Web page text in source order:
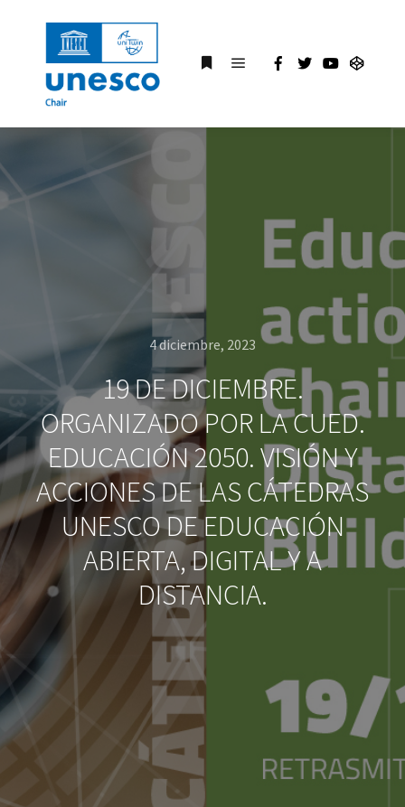
4 diciembre, 2023
19 DE DICIEMBRE.
ORGANIZADO POR LA CUED.
EDUCACIÓN 2050. VISIÓN Y
ACCIONES DE LAS CÁTEDRAS
UNESCO DE EDUCACIÓN
ABIERTA, DIGITAL Y A
DISTANCIA.